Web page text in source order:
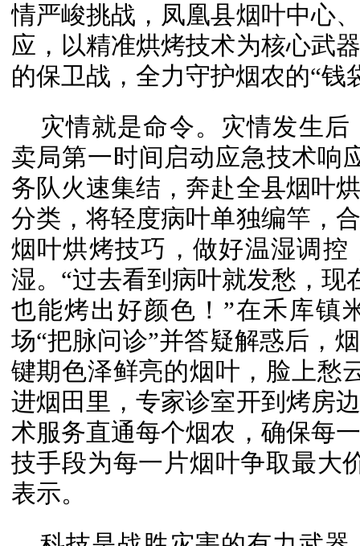
情严峻挑战，凤凰县烟叶中心
应，以精准烘烤技术为核心武
的保卫战，全力守护烟农的“钱
灾情就是命令。灾情发生
卖局第一时间启动应急技术响
务队火速集结，奔赴全县烟叶
分类，将轻度病叶单独编竿，
烟叶烘烤技巧，做好温湿调
湿。“过去看到病叶就发愁，现
也能烤出好颜色！”在禾库镇
场“把脉问诊”并答疑解惑后，
键期色泽鲜亮的烟叶，脸上愁
进烟田里，专家诊室开到烤房
术服务直通每个烟农，确保每
技手段为每一片烟叶争取最大
表示。